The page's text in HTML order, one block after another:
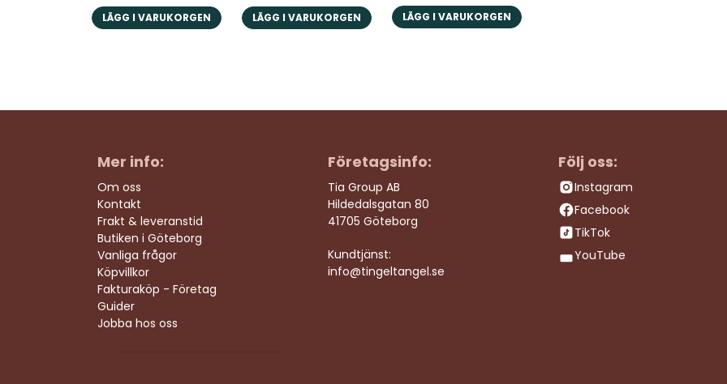
LÄGG I VARUKORGEN LÄGG I VARUKORGEN LÄGG I VARUKORGEN
Mer info:
Om oss
Kontakt
Frakt & leveranstid
Butiken i Göteborg
Vanliga frågor
Köpvillkor
Fakturaköp - Företag
Guider
Jobba hos oss
Företagsinfo:
Tia Group AB
Hildedalsgatan 80
41705 Göteborg
Kundtjänst:
info@tingeltangel.se
Följ oss:
Instagram
Facebook
TikTok
YouTube